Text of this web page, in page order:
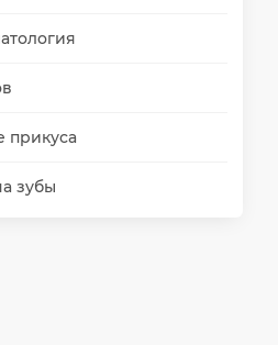
прикуса
зубы